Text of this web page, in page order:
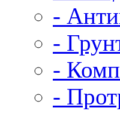
-
-
-
-